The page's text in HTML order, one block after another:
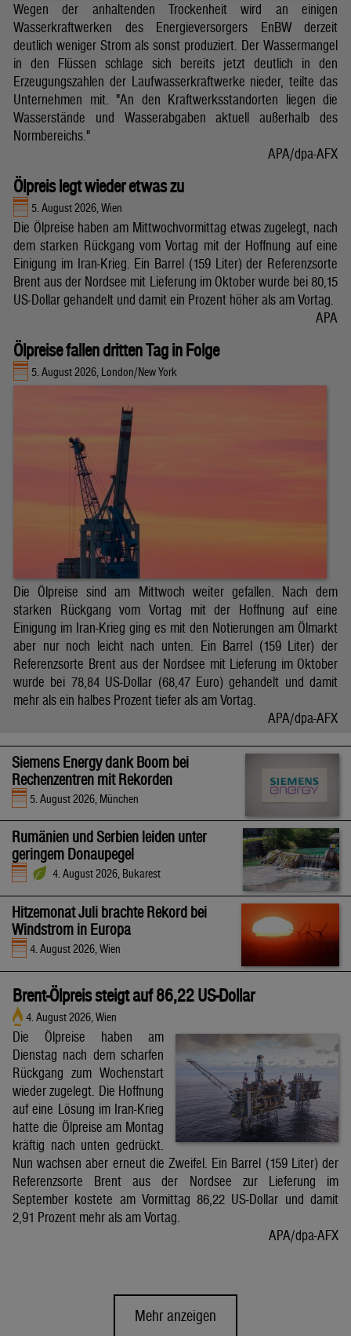
Wegen der anhaltenden Trockenheit wird an einigen
Wasserkraftwerken des Energieversorgers EnBW derzeit
deutlich weniger Strom als sonst produziert. Der Wassermangel
in den Flüssen schlage sich bereits jetzt deutlich in den
Erzeugungszahlen der Laufwasserkraftwerke nieder, teilte das
Unternehmen mit. "An den Kraftwerksstandorten liegen die
Wasserstände und Wasserabgaben aktuell außerhalb des
Normbereichs."
APA/dpa-AFX
Ölpreis legt wieder etwas zu
5. August 2026, Wien
Die Ölpreise haben am Mittwochvormittag etwas zugelegt, nach
dem starken Rückgang vom Vortag mit der Hoffnung auf eine
Einigung im Iran-Krieg. Ein Barrel (159 Liter) der Referenzsorte
Brent aus der Nordsee mit Lieferung im Oktober wurde bei 80,15
US-Dollar gehandelt und damit ein Prozent höher als am Vortag.
APA
Ölpreise fallen dritten Tag in Folge
5. August 2026, London/New York
Die Ölpreise sind am Mittwoch weiter gefallen. Nach dem
starken Rückgang vom Vortag mit der Hoffnung auf eine
Einigung im Iran-Krieg ging es mit den Notierungen am Ölmarkt
aber nur noch leicht nach unten. Ein Barrel (159 Liter) der
Referenzsorte Brent aus der Nordsee mit Lieferung im Oktober
wurde bei 78,84 US-Dollar (68,47 Euro) gehandelt und damit
mehr als ein halbes Prozent tiefer als am Vortag.
APA/dpa-AFX
Siemens Energy dank Boom bei
Rechenzentren mit Rekorden
5. August 2026, München
Rumänien und Serbien leiden unter
geringem Donaupegel
4. August 2026, Bukarest
Hitzemonat Juli brachte Rekord bei
Windstrom in Europa
4. August 2026, Wien
Brent-Ölpreis steigt auf 86,22 US-Dollar
4. August 2026, Wien
Die Ölpreise haben am
Dienstag nach dem scharfen
Rückgang zum Wochenstart
wieder zugelegt. Die Hoffnung
auf eine Lösung im Iran-Krieg
hatte die Ölpreise am Montag
kräftig nach unten gedrückt.
Nun wachsen aber erneut die Zweifel. Ein Barrel (159 Liter) der
Referenzsorte Brent aus der Nordsee zur Lieferung im
September kostete am Vormittag 86,22 US-Dollar und damit
2,91 Prozent mehr als am Vortag.
APA/dpa-AFX
Mehr anzeigen